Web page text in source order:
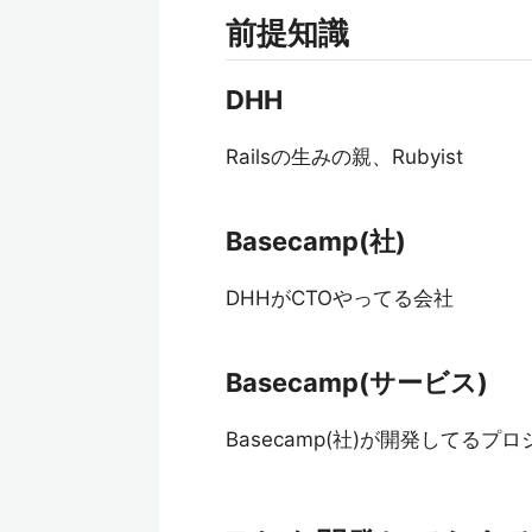
前提知識
DHH
Railsの生みの親、Rubyist
Basecamp(社)
DHHがCTOやってる会社
Basecamp(サービス)
Basecamp(社)が開発してるプロ